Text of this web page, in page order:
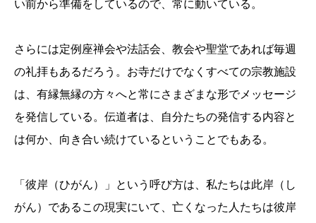
い前から準備をしているので、常に動いている。
さらには定例座禅会や法話会、教会や聖堂であれば毎週
の礼拝もあるだろう。お寺だけでなくすべての宗教施設
は、有縁無縁の方々へと常にさまざまな形でメッセージ
を発信している。伝道者は、自分たちの発信する内容と
は何か、向き合い続けているということでもある。
「彼岸（ひがん）」という呼び方は、私たちは此岸（し
がん）であるこの現実にいて、亡くなった人たちは彼岸